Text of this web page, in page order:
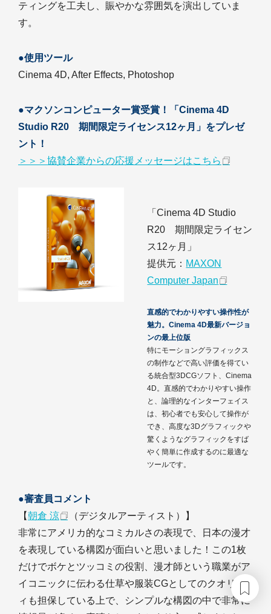
ティングを工夫し、賑やかな雰囲気を演出していま
す。
●使用ツール
Cinema 4D, After Effects, Photoshop
●マクソンコンピューター賞受賞！「Cinema 4D
Studio R20 期間限定ライセンス12ヶ月」をプレゼ
ント！
＞＞＞協賛企業からの応援メッセージはこちら
「Cinema 4D Studio
R20 期間限定ライセン
ス12ヶ月」
提供元： MAXON
Computer Japan
直感的でわかりやすい操作性が
魅力。Cinema 4D最新バージョ
ンの最上位版
特にモーショングラフィックス
の制作などで高い評価を得てい
る統合型3DCGソフト、Cinema
4D。直感的でわかりやすい操作
と、論理的なインターフェイス
は、初心者でも安心して操作が
でき、高度な3Dグラフィックや
驚くようなグラフィックをすば
やく簡単に作成するのに最適な
ツールです。
●審査員コメント
【朝倉 涼
（デジタルアーティスト）】
非常にアメリカ的なコミカルさの表現で、日本の漫才
を表現している構図が面白いと思いました！この1枚
だけでボケとツッコミの役割、漫才師という職業がア
イコニックに伝わる仕草や服装CGとしてのクオリテ
ィも担保している上で、シンプルな構図の中で非常に